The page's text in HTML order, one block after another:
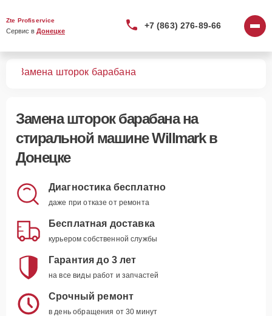
Zte Profiservice
Сервис в Донецке
+7 (863) 276-89-66
Замена шторок барабана
Замена шторок барабанана
стиральной машине Willmark в
Донецке
Диагностика бесплатно
даже при отказе от ремонта
Бесплатная доставка
курьером собственной службы
Гарантия до 3 лет
на все виды работ и запчастей
Срочный ремонт
в день обращения от 30 минут